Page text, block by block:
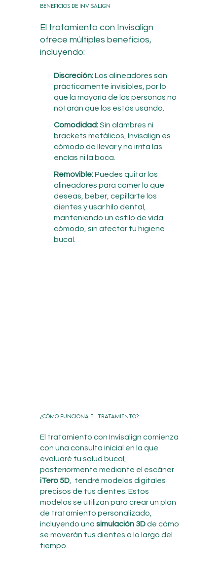
Beneficios de Invisalign
El tratamiento con Invisalign
ofrece múltiples beneficios,
incluyendo:
Discreción:Los alineadores son
prácticamente invisibles, por lo
que la mayoría de las personas no
notarán que los estás usando.
Comodidad:Sin alambres ni
brackets metálicos, Invisalign es
cómodo de llevar y no irrita las
encías ni la boca.
Removible:Puedes quitar los
alineadores para comer lo que
deseas, beber, cepillarte los
dientes y usar hilo dental,
manteniendo un estilo de vida
cómodo, sin afectar tu higiene
bucal.
¿Cómo funciona el tratamiento?
El tratamiento con Invisalign comienza
con una consulta inicial en la que
evaluaré tu salud bucal,
posteriormente mediante el escáner
iTero 5D, tendré modelos digitales
precisos de tus dientes. Estos
modelos se utilizan para crear un plan
de tratamiento personalizado,
incluyendo una simulación 3Dde cómo
se moverán tus dientes a lo largo del
tiempo.